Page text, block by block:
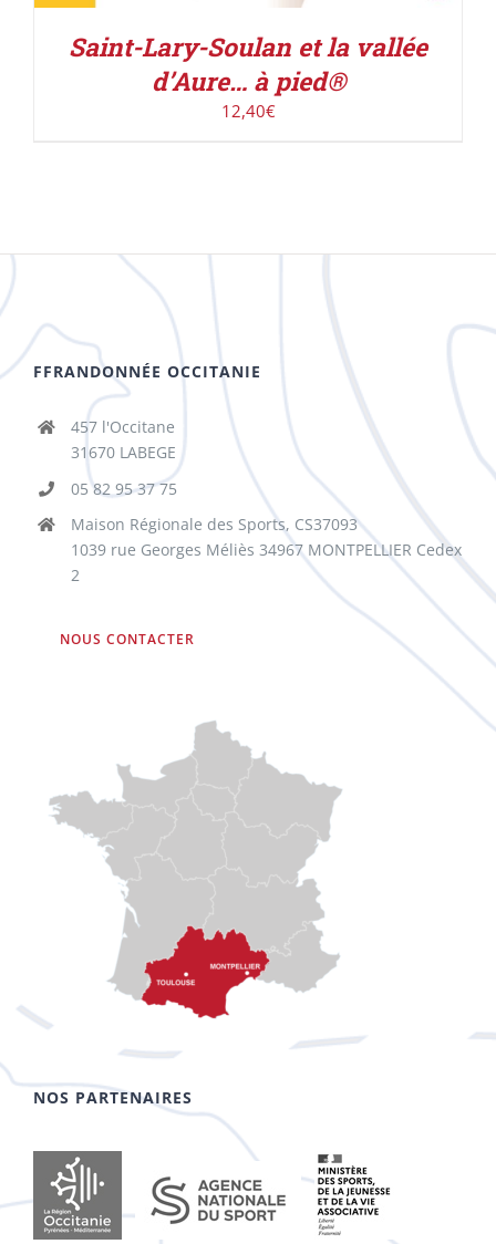
Saint-Lary-Soulan et la vallée
d’Aure… à pied®
12,40€
FFRANDONNÉE OCCITANIE
457 l'Occitane
31670 LABEGE
05 82 95 37 75
Maison Régionale des Sports, CS37093
1039 rue Georges Méliès 34967 MONTPELLIER Cedex
2
NOUS CONTACTER
NOS PARTENAIRES